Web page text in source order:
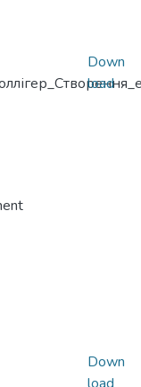
Down
load
Down